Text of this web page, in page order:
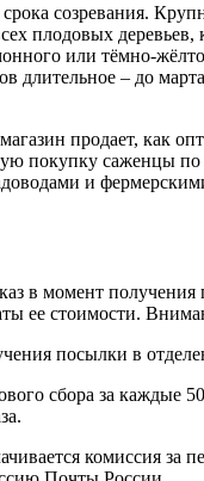
созревания.
плодовых
или тёмно-
длительное – до
продает, как
покупку саженцы
и
в момент
ее стоимости.
посылки в
сбора за каждые
комиссия за